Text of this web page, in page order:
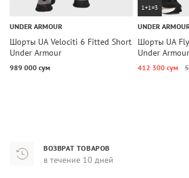
UNDER ARMOUR
Шорты UA Velociti 6 Fitted Short
Under Armour
989 000 сум
1+1=3
UNDER
Шорты UA
Under Armour
412 300 сум
ВОЗВРАТ ТОВАРОВ
в течение 10 дней